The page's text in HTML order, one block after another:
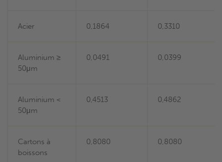
Acier 0,1864 0,3310
Aluminium ≥
50μm
0,0491 0,0399
Aluminium <
50μm
0,4513 0,4862
Cartons à
boissons
0,8080 0,8080